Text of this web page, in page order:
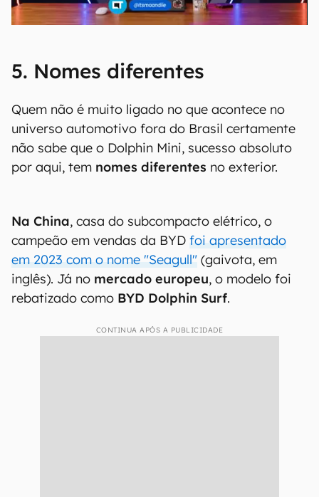
5. Nomes diferentes
Quem não é muito ligado no que acontece no
universo automotivo fora do Brasil certamente
não sabe que o Dolphin Mini, sucesso absoluto
por aqui, tem nomes diferentes no exterior.
Na China, casa do subcompacto elétrico, o
campeão em vendas da BYD foi apresentado
em 2023 com o nome "Seagull" (gaivota, em
inglês). Já no mercado europeu, o modelo foi
rebatizado como BYD Dolphin Surf.
CONTINUA APÓS A PUBLICIDADE